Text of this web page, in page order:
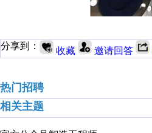
分享到： 收藏 邀请回答
热门招聘
相关主题